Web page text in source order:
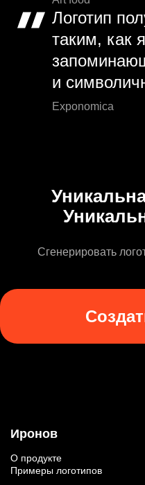
Логотип
таким, как
и
Exponomica
Сгенерировать
Иронов
О продукте
Примеры логотипов